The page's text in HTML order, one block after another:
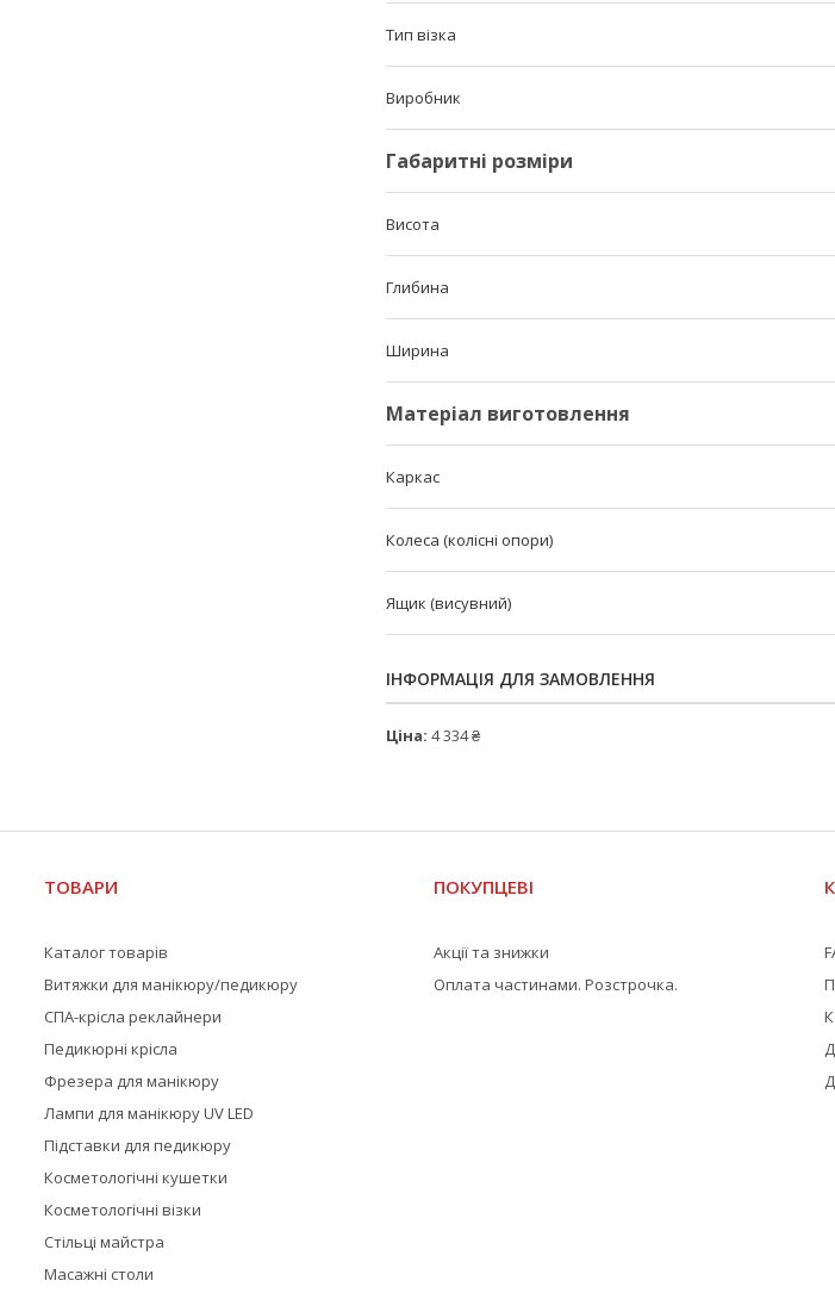
Тип візка
Виробник
Габаритні розміри
Висота
Глибина
Ширина
Матеріал виготовлення
Каркас
Колеса (колісні опори)
Ящик (висувний)
ІНФОРМАЦІЯ ДЛЯ ЗАМОВЛЕННЯ
Ціна: 4 334 ₴
ТОВАРИ
Каталог товарів
Витяжки для манікюру/педикюру
СПА-крісла реклайнери
Педикюрні крісла
Фрезера для манікюру
Лампи для манікюру UV LED
Підставки для педикюру
Косметологічні кушетки
Косметологічні візки
Стільці майстра
Масажні столи
ПОКУПЦЕВІ
Акції та знижки
Оплата частинами. Розстрочка.